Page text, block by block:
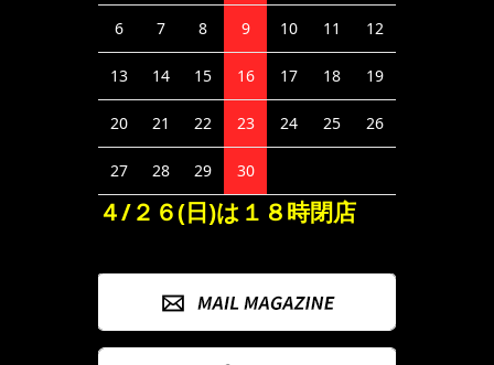
6 7 8 9 10 11 12
13 14 15 16 17 18 19
20 21 22 23 24 25 26
27 28 29 30
４/２６(日)は１８時閉店